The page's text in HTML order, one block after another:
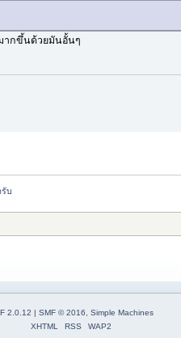
ากขึ้นด้วยมันอั้นๆ
รับ
2.0.12 | SMF © 2016
Simple Machines
XHTML
RSS WAP2